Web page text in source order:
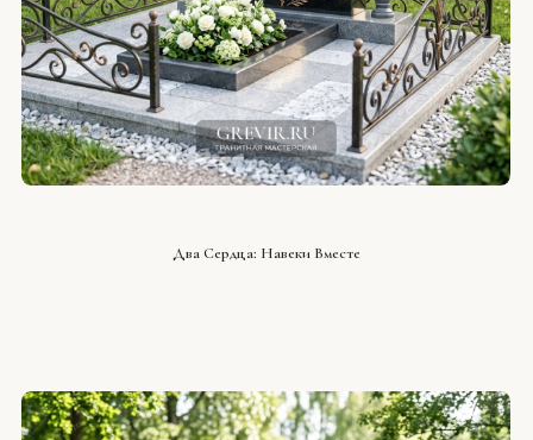
Два Сердца: Навеки Вместе